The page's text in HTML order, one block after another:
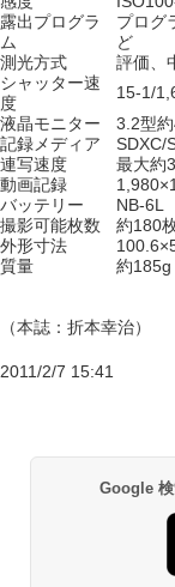
露出プログラ
ム
プログ
ど
測光方式
評価、
シャッター速
度
15-1/
液晶モニター
3.2型
記録メディア
SDXC/
連写速度
最大約
動画記録
バッテリー
NB-6L
撮影可能枚数
約180
外形寸法
質量
約185g
（本誌：折本幸治）
2011/2/7 15:41
Google 検